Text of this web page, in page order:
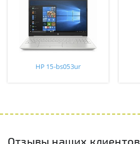
HP 15-bs053ur
Отзывы наших клиентов